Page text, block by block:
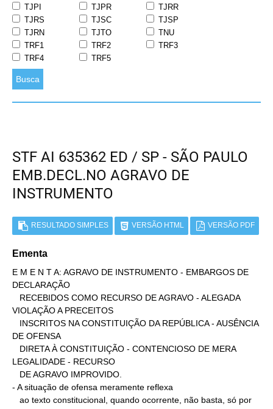
TJPI
TJPR
TJRR
TJRS
TJSC
TJSP
TJRN
TJTO
TNU
TRF1
TRF2
TRF3
TRF4
TRF5
Busca
STF AI 635362 ED / SP - SÃO PAULO
EMB.DECL.NO AGRAVO DE
INSTRUMENTO
RESULTADO SIMPLES VERSÃO HTML VERSÃO PDF
Ementa
E M E N T A: AGRAVO DE INSTRUMENTO - EMBARGOS DE
DECLARAÇÃO
VIOLAÇÃO A PRECEITOS
DE OFENSA
LEGALIDADE - RECURSO
- A situação de ofensa meramente reflexa